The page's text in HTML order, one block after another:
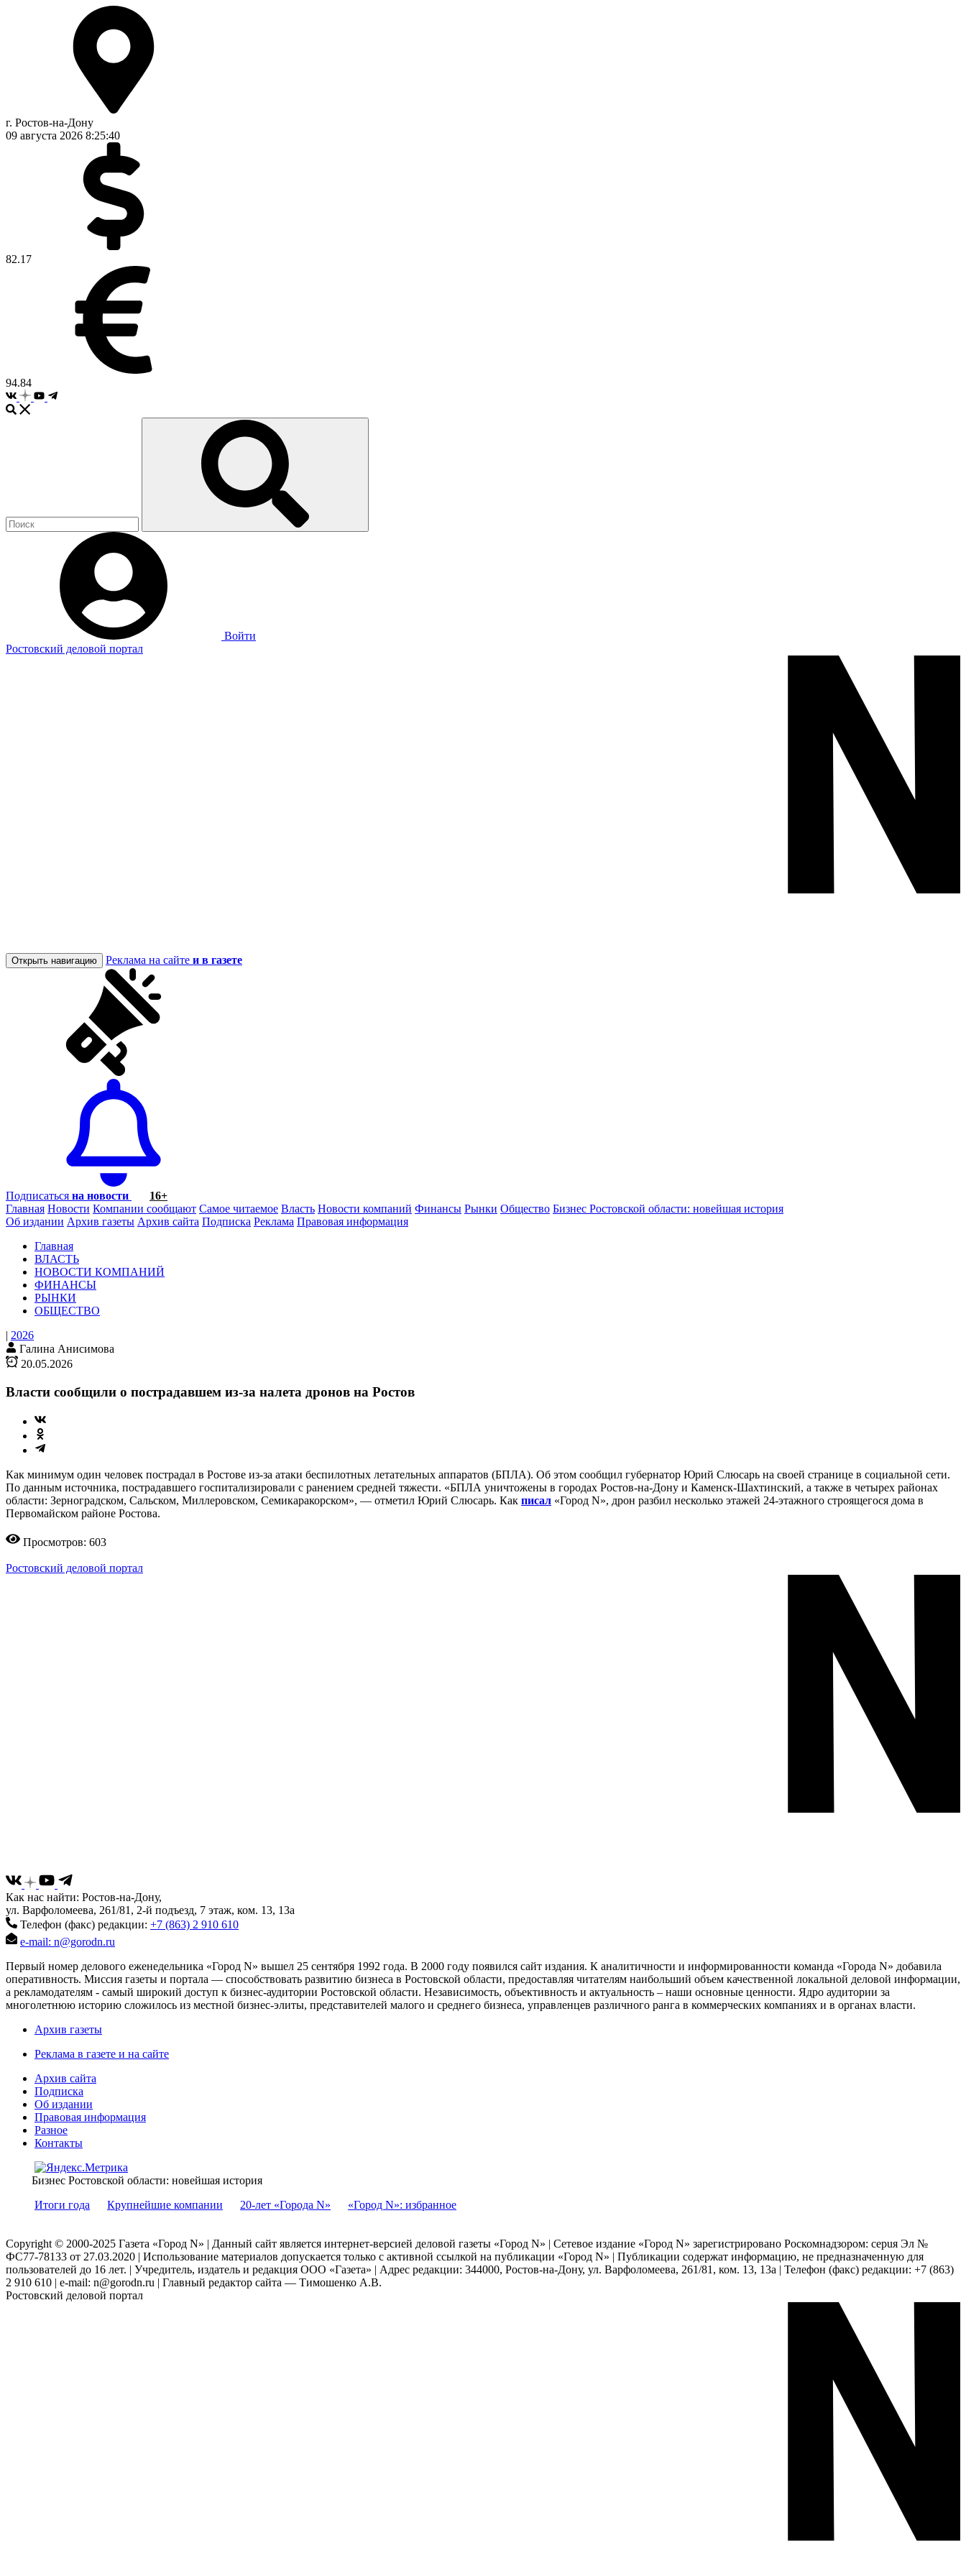
г. Ростов-на-Дону
09 августа 2026 8:25:41
82.17
94.84
Войти
Ростовский деловой портал
Открыть навигацию Реклама на сайте и в газете
Подписаться на новости
16+
Главная Новости Компании сообщают Самое читаемое Власть Новости компаний Финансы Рынки Общество Бизнес Ростовской области: новейшая история
Об издании Архив газеты Архив сайта Подписка Реклама Правовая информация
Главная
ВЛАСТЬ
НОВОСТИ КОМПАНИЙ
ФИНАНСЫ
РЫНКИ
ОБЩЕСТВО
| 2026
Галина Анисимова
20.05.2026
Власти сообщили о пострадавшем из-за налета дронов на Ростов
Как минимум один человек пострадал в Ростове из-за атаки беспилотных летательных аппаратов (БПЛА). Об этом сообщил губернатор Юрий Слюсарь на своей странице в социальной сети.
По данным источника, пострадавшего госпитализировали с ранением средней тяжести. «БПЛА уничтожены в городах Ростов-на-Дону и Каменск-Шахтинский, а также в четырех районах
области: Зерноградском, Сальском, Миллеровском, Семикаракорском», — отметил Юрий Слюсарь. Как писал «Город N», дрон разбил несколько этажей 24-этажного строящегося дома в
Первомайском районе Ростова.
Просмотров: 603
Ростовский деловой портал
Как нас найти: Ростов-на-Дону,
ул. Варфоломеева, 261/81, 2-й подъезд, 7 этаж, ком. 13, 13а
Телефон (факс) редакции: +7 (863) 2 910 610
e-mail: n@gorodn.ru
Первый номер делового еженедельника «Город N» вышел 25 сентября 1992 года. В 2000 году появился сайт издания. К аналитичности и информированности команда «Города N» добавила
оперативность. Миссия газеты и портала — способствовать развитию бизнеса в Ростовской области, предоставляя читателям наибольший объем качественной локальной деловой информации,
а рекламодателям - самый широкий доступ к бизнес-аудитории Ростовской области. Независимость, объективность и актуальность – наши основные ценности. Ядро аудитории за
многолетнюю историю сложилось из местной бизнес-элиты, представителей малого и среднего бизнеса, управленцев различного ранга в коммерческих компаниях и в органах власти.
Архив газеты
Реклама в газете и на сайте
Архив сайта
Подписка
Об издании
Правовая информация
Разное
Контакты
Бизнес Ростовской области: новейшая история
Итоги года
Крупнейшие компании 20-лет «Города N» «Город N»: избранное
Copyright © 2000-2025 Газета «Город N» | Данный сайт является интернет-версией деловой газеты «Город N» | Сетевое издание «Город N» зарегистрировано Роскомнадзором: серuя Эл №
ФС77-78133 от 27.03.2020 | Использование материалов допускается только с активной ссылкой на публикации «Город N» | Публикации содержат информацию, не предназначенную для
пользователей до 16 лет. | Учредитель, издатель и редакция ООО «Газета» | Адрес редакции: 344000, Ростов-на-Дону, ул. Варфоломеева, 261/81, ком. 13, 13а | Телефон (факс) редакции: +7 (863)
2 910 610 | e-mail: n@gorodn.ru | Главный редактор сайта — Тимошенко А.В.
Ростовский деловой портал